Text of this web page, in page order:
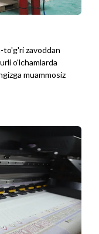
to'g'ri zavoddan
o'lchamlarda
muammosiz